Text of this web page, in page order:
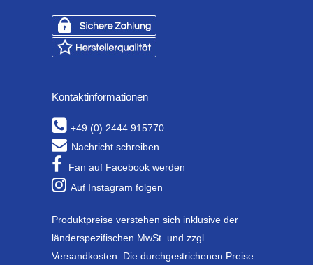
Kontaktinformationen
+49 (0) 2444 915770
Nachricht schreiben
Fan auf Facebook werden
Auf Instagram folgen
Produktpreise verstehen sich inklusive der
länderspezifischen MwSt. und zzgl.
Versandkosten. Die durchgestrichenen Preise